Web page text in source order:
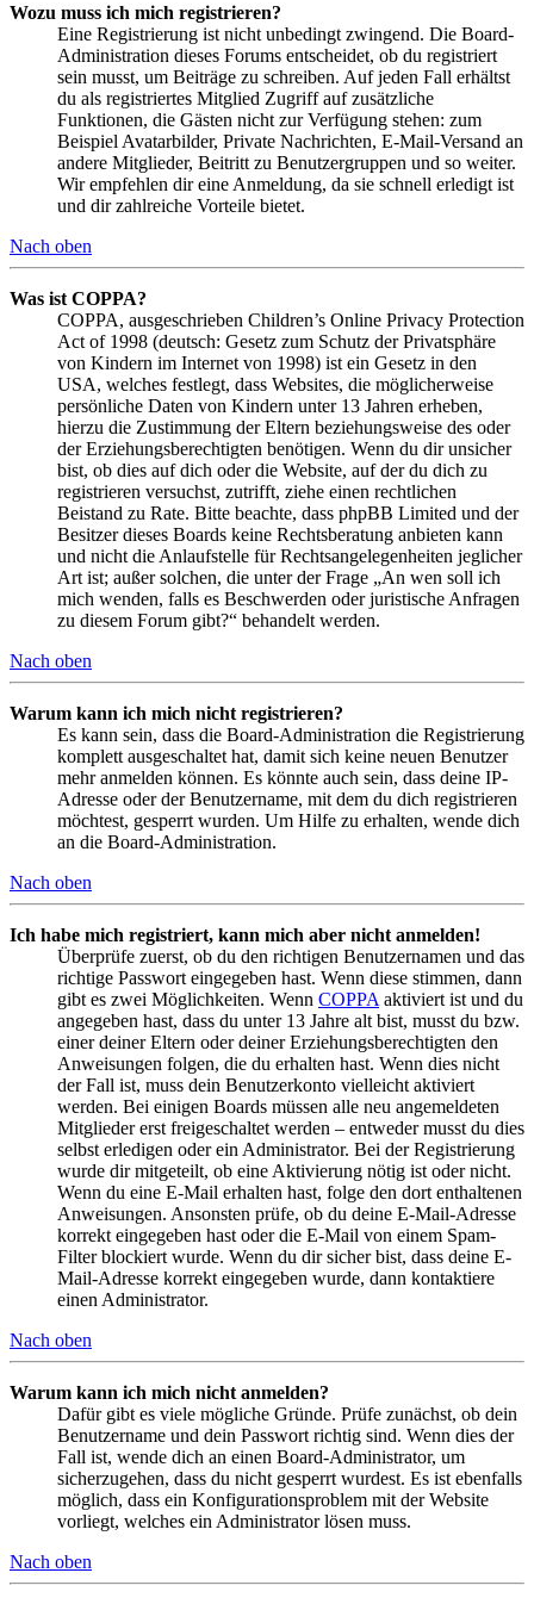
Wozu muss ich mich registrieren?
Eine Registrierung ist nicht unbedingt zwingend. Die Board-
Administration dieses Forums entscheidet, ob du registriert
sein musst, um Beiträge zu schreiben. Auf jeden Fall erhältst
du als registriertes Mitglied Zugriff auf zusätzliche
Funktionen, die Gästen nicht zur Verfügung stehen: zum
Beispiel Avatarbilder, Private Nachrichten, E-Mail-Versand an
andere Mitglieder, Beitritt zu Benutzergruppen und so weiter.
Wir empfehlen dir eine Anmeldung, da sie schnell erledigt ist
und dir zahlreiche Vorteile bietet.
Nach oben
Was ist COPPA?
COPPA, ausgeschrieben Children’s Online Privacy Protection
Act of 1998 (deutsch: Gesetz zum Schutz der Privatsphäre
von Kindern im Internet von 1998) ist ein Gesetz in den
USA, welches festlegt, dass Websites, die möglicherweise
persönliche Daten von Kindern unter 13 Jahren erheben,
hierzu die Zustimmung der Eltern beziehungsweise des oder
der Erziehungsberechtigten benötigen. Wenn du dir unsicher
bist, ob dies auf dich oder die Website, auf der du dich zu
registrieren versuchst, zutrifft, ziehe einen rechtlichen
Beistand zu Rate. Bitte beachte, dass phpBB Limited und der
Besitzer dieses Boards keine Rechtsberatung anbieten kann
und nicht die Anlaufstelle für Rechtsangelegenheiten jeglicher
Art ist; außer solchen, die unter der Frage „An wen soll ich
mich wenden, falls es Beschwerden oder juristische Anfragen
zu diesem Forum gibt?“ behandelt werden.
Nach oben
Warum kann ich mich nicht registrieren?
Es kann sein, dass die Board-Administration die Registrierung
komplett ausgeschaltet hat, damit sich keine neuen Benutzer
mehr anmelden können. Es könnte auch sein, dass deine IP-
Adresse oder der Benutzername, mit dem du dich registrieren
möchtest, gesperrt wurden. Um Hilfe zu erhalten, wende dich
an die Board-Administration.
Nach oben
Ich habe mich registriert, kann mich aber nicht anmelden!
Überprüfe zuerst, ob du den richtigen Benutzernamen und das
richtige Passwort eingegeben hast. Wenn diese stimmen, dann
gibt es zwei Möglichkeiten. Wenn COPPA aktiviert ist und du
angegeben hast, dass du unter 13 Jahre alt bist, musst du bzw.
einer deiner Eltern oder deiner Erziehungsberechtigten den
Anweisungen folgen, die du erhalten hast. Wenn dies nicht
der Fall ist, muss dein Benutzerkonto vielleicht aktiviert
werden. Bei einigen Boards müssen alle neu angemeldeten
Mitglieder erst freigeschaltet werden – entweder musst du dies
selbst erledigen oder ein Administrator. Bei der Registrierung
wurde dir mitgeteilt, ob eine Aktivierung nötig ist oder nicht.
Wenn du eine E-Mail erhalten hast, folge den dort enthaltenen
Anweisungen. Ansonsten prüfe, ob du deine E-Mail-Adresse
korrekt eingegeben hast oder die E-Mail von einem Spam-
Filter blockiert wurde. Wenn du dir sicher bist, dass deine E-
Mail-Adresse korrekt eingegeben wurde, dann kontaktiere
einen Administrator.
Nach oben
Warum kann ich mich nicht anmelden?
Dafür gibt es viele mögliche Gründe. Prüfe zunächst, ob dein
Benutzername und dein Passwort richtig sind. Wenn dies der
Fall ist, wende dich an einen Board-Administrator, um
sicherzugehen, dass du nicht gesperrt wurdest. Es ist ebenfalls
möglich, dass ein Konfigurationsproblem mit der Website
vorliegt, welches ein Administrator lösen muss.
Nach oben